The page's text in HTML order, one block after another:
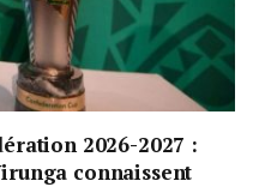
2026-2027 :
connaissent